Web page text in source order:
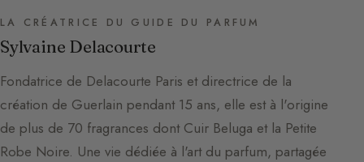
LA CRÉATRICE DU GUIDE DU PARFUM
Sylvaine Delacourte
Fondatrice de Delacourte Paris et directrice de la
création de Guerlain pendant 15 ans, elle est à l'origine
de plus de 70 fragrances dont Cuir Beluga et la Petite
Robe Noire. Une vie dédiée à l'art du parfum, partagée